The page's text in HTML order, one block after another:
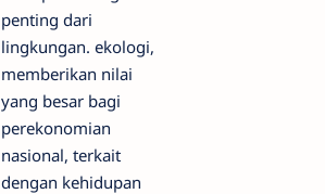
penting dari
lingkungan. ekologi,
memberikan nilai
yang besar bagi
perekonomian
nasional, terkait
dengan kehidupan